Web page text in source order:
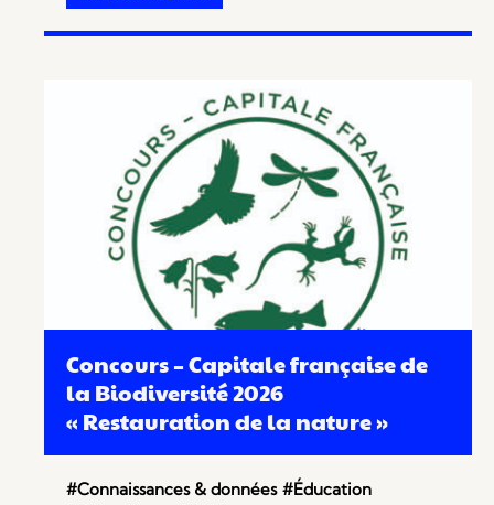
Concours – Capitale française de
la Biodiversité 2026
« Restauration de la nature »
#Connaissances & données #Éducation